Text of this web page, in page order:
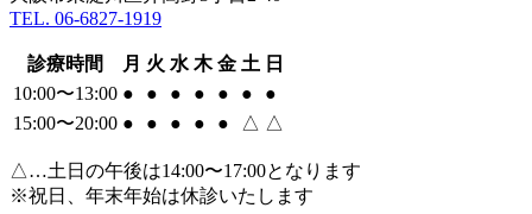
TEL. 06-6827-1919
診療時間 月 火 水 木 金 土 日
10:00〜13:00 ● ● ● ● ● ●
●
15:00〜20:00 ● ● ● ● ● △ △
△…土日の午後は14:00〜17:00となります
※祝日、年末年始は休診いたします